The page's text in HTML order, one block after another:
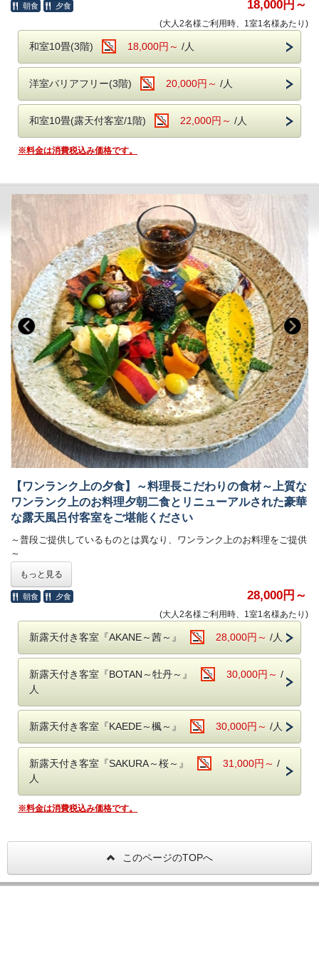
・現地にて入湯税をいただきます。(12歳未満は無料)
りいただきます。
一人旅で贅沢に、ご家族と囲んでワイワイ・・・
食と湯で、体の内側からも外からも、「鹿児島」をご堪能ください！
≪ 夕食 ≫
ねむのき夕膳＋鹿児島黒豚をしゃぶしゃぶで。
その季節ごとの旬な食材をふんだんに使用してお届けします。
≪ 朝食 ≫
季節のお野菜をふんだんに使った品々と
ご飯・お味噌汁・自家製豆腐を優しい味わいでご提供いたします。
しめます★
＊朝・夕ともにレストラン「ネムノキ茶屋」にてお召し上がり下さい。
＊朝食時間／8：00～9：00(ラストオーダー8：30)
＊夕食時間／18：00～19：00(ラストオーダー18：30)
※早朝出発の方はチェックイン時にご連絡ください。
≪ ネムノキ茶屋 ≫
白を基調とした優しい色遣いのレストランです。
入り口には鹿児島伝統工芸品の錫を、壁には薩摩切子をあしらいまし
た。
施設内にはキッズスペースもあり、親子連れの方でも落ち着いた食事を
お楽しみいただけます。
光が差し込む空間で1日を元気に始めてください！
◆お風呂◆
≪ 温泉について ≫
当館の温泉はすべて源泉かけ流し。
さらに最新の熱交換システムを導入することで、時間をかけることなく
最適温度の新鮮な源泉を供給しております。
湯治として立ち寄られる方も多く、風呂上りは肌がすべすべになると評
判。
温泉好きのお客様にご好評いただいております！
▽大浴場 入浴時間
・【岩風呂】5時～13時(男湯)、13時～24時(女湯)、0時～5時(close)
・【黄金湯】5時～13時(女湯)、13時～24時(男湯)、0時～5時(close)
◆お部屋◆
川沿いに作られた当館は全室リバービュー。客室からは天降川を見下ろ
せます。
全客室に洗浄機付トイレ有。
◆ご案内◆
・現地にて入湯税をいただきます。(12歳未満は無料)
朝食 夕食 18,000円～
(大人2名様ご利用時、1室1名様あたり)
和室10畳(3階) 18,000円～ /人
洋室バリアフリー(3階) 20,000円～ /人
和室10畳(露天付客室/1階) 22,000円～ /人
※料金は消費税込み価格です。
【ワンランク上の夕食】～料理長こだわりの食材～上質な
ワンランク上のお料理夕朝二食とリニューアルされた豪華
な露天風呂付客室をご堪能ください
～普段ご提供しているものとは異なり、ワンランク上のお料理をご提供
～
当館の料理長が厳選した食材を使い、こだわった特別献立。
をご堪能いただけるコース料理です。
※こちらのプランはリニューアルされた4部屋(SAKURA桜・AKANE
茜・BOTAN牡丹・KAEDE楓)限定になります。
お食事の前後には、大浴場に加え、豪華な客室内にある露天風呂でごゆ
っくりお寛ぎください。
◆お食事◆
≪ 夕食 ≫
高級食材も織り交ぜた特別献立。ワンランク上のメニューになります。
≪ 朝食 ≫
季節のお野菜をふんだんに使った品々と
ご飯・お味噌汁・自家製豆腐を優しい味わいでご提供いたします。
＊朝食時間／8：00～9：00(ラストオーダー8：30)
＊夕食時間／18：00～19：00(ラストオーダー18：30)
もっと見る
朝食 夕食 28,000円～
(大人2名様ご利用時、1室1名様あたり)
新露天付き客室『AKANE～茜～』 28,000円～ /人
新露天付き客室『BOTAN～牡丹～』 30,000円～ /
人
新露天付き客室『KAEDE～楓～』 30,000円～ /人
新露天付き客室『SAKURA～桜～』 31,000円～ /
人
※料金は消費税込み価格です。
このページのTOPへ